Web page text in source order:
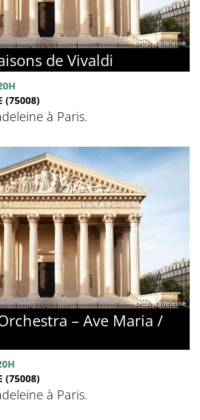
© La Madeleine
de Vivaldi
(75008)
à Paris.
© La Madeleine
– Ave Maria /
(75008)
à Paris.